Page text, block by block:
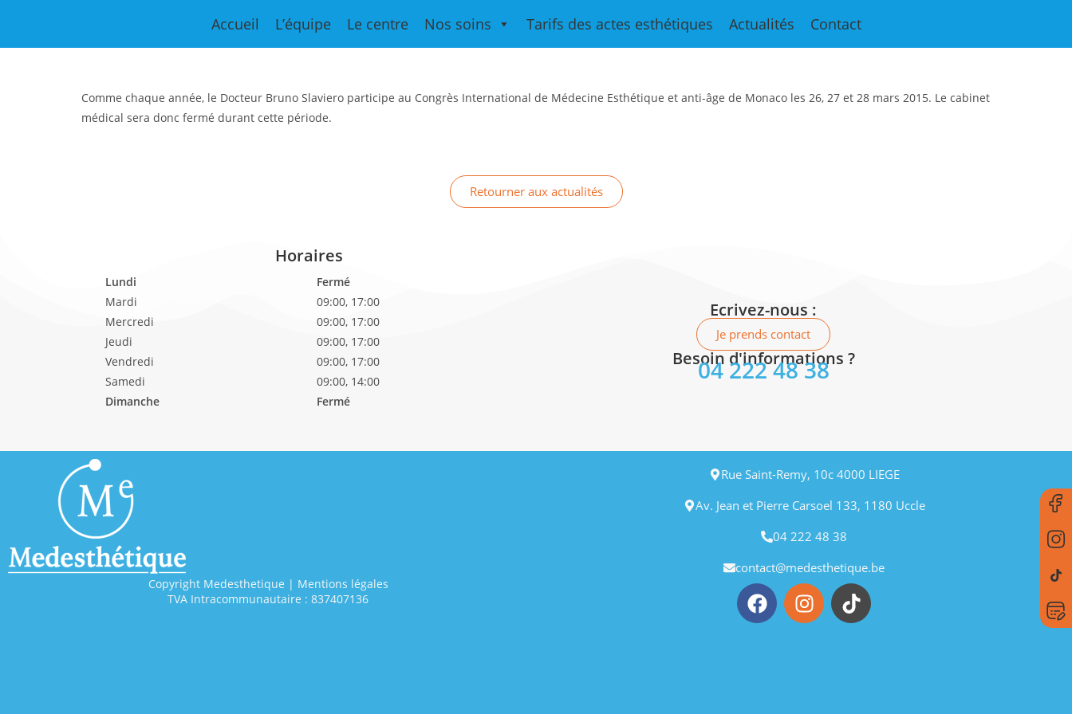
Accueil L’équipe Le centre Nos soins Tarifs des actes esthétiques Actualités Contact
Congrès international de médecine esthétique à Monaco
Comme chaque année, le Docteur Bruno Slaviero participe au Congrès International de Médecine Esthétique et anti-âge de Monaco les 26, 27 et 28 mars 2015. Le cabinet
médical sera donc fermé durant cette période.
Retourner aux actualités
Horaires
Lundi
Mardi
Mercredi
Jeudi
Vendredi
Samedi
Dimanche
Fermé
09:00, 17:00
09:00, 17:00
09:00, 17:00
09:00, 17:00
09:00, 14:00
Fermé
Ecrivez-nous :
Je prends contact
Besoin d'informations ?
04 222 48 38
Copyright Medesthetique | Mentions légales
TVA Intracommunautaire : 837407136
Rue Saint-Remy, 10c 4000 LIEGE
Av. Jean et Pierre Carsoel 133, 1180 Uccle
04 222 48 38
contact@medesthetique.be